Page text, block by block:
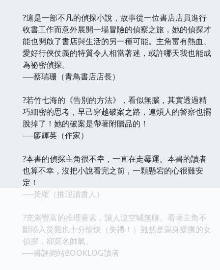
?這是一部不凡的偵探小說，故事從一位書店店員進行
收書工作而意外展開一場冒險的偵察之旅，她的偵探才
能也開啟了書店與生活的另一種可能。主角富有熱血、
愛好行俠仗義的特質令人相當著迷，或許哪天我也能成
為祕密偵探。
──蔡瑞珊（青鳥書店店長）
?若竹七海的《告別的方法》，看似無腦，其實透過精
巧細密的思考，早己穿越破案之路，連煩人的警察也擺
脫掉了！她的破案是帶著附贈品的！
──廖輝英（作家）
?本書的偵探主角很不幸，一直在走霉運。本書的讀者
也算不幸，沒把小說看完之前，一顆懸宕的心很難安
定！
──黃羅（推理讀書人）
?充滿豐富的推理要素，讓人沒空喊無聊。看著主角不
斷捲入災難也十分愉快（失禮！）雖然是滿身瘡痍的女
偵探，卻莫名帥氣。
──書評網站BOOKLOG讀者